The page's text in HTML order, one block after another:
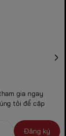
gia ngay
tôi để cập
Đăng ký